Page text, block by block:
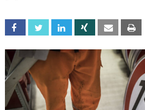
Facebook Twitter Linkedin Xing Email